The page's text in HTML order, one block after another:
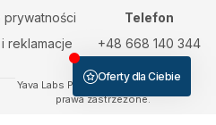
prywatności
reklamacje
Telefon
+48 668 140 344
Yava Labs Polska © 2026 Wszelkie
prawa zastrzeżone.